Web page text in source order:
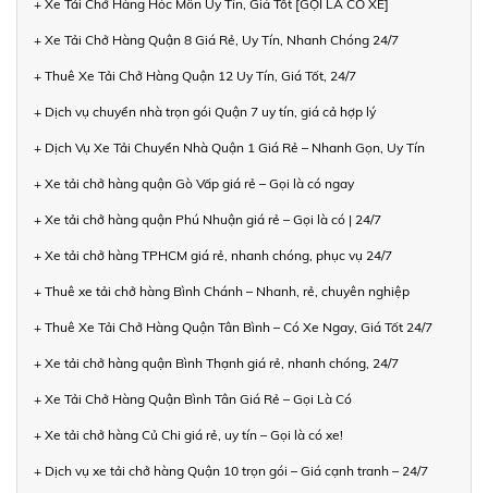
+ Xe Tải Chở Hàng Hóc Môn Uy Tín, Giá Tốt [GỌI LÀ CÓ XE]
+ Xe Tải Chở Hàng Quận 8 Giá Rẻ, Uy Tín, Nhanh Chóng 24/7
+ Thuê Xe Tải Chở Hàng Quận 12 Uy Tín, Giá Tốt, 24/7
+ Dịch vụ chuyển nhà trọn gói Quận 7 uy tín, giá cả hợp lý
+ Dịch Vụ Xe Tải Chuyển Nhà Quận 1 Giá Rẻ – Nhanh Gọn, Uy Tín
+ Xe tải chở hàng quận Gò Vấp giá rẻ – Gọi là có ngay
+ Xe tải chở hàng quận Phú Nhuận giá rẻ – Gọi là có | 24/7
+ Xe tải chở hàng TPHCM giá rẻ, nhanh chóng, phục vụ 24/7
+ Thuê xe tải chở hàng Bình Chánh – Nhanh, rẻ, chuyên nghiệp
+ Thuê Xe Tải Chở Hàng Quận Tân Bình – Có Xe Ngay, Giá Tốt 24/7
+ Xe tải chở hàng quận Bình Thạnh giá rẻ, nhanh chóng, 24/7
+ Xe Tải Chở Hàng Quận Bình Tân Giá Rẻ – Gọi Là Có
+ Xe tải chở hàng Củ Chi giá rẻ, uy tín – Gọi là có xe!
+ Dịch vụ xe tải chở hàng Quận 10 trọn gói – Giá cạnh tranh – 24/7